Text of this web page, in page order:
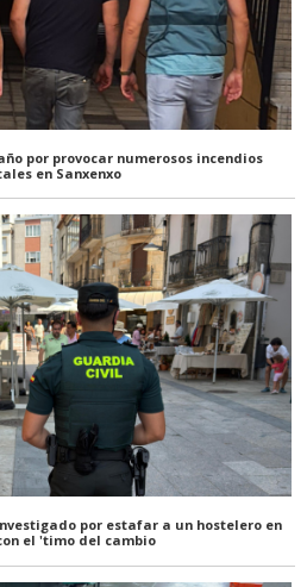
por provocar numerosos incendios
en Sanxenxo
por estafar a un hostelero en
el 'timo del cambio